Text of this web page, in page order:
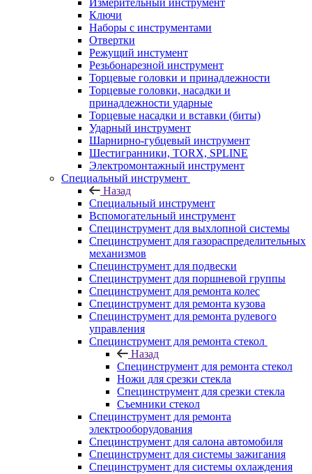
Измерительный инструмент
Ключи
Наборы с инструментами
Отвертки
Режущий инстумент
Резьбонарезной инструмент
Торцевые головки и принадлежности
Торцевые головки, насадки и
принадлежности ударные
Торцевые насадки и вставки (биты)
Ударный инструмент
Шарнирно-губцевый инструмент
Шестигранники, TORX, SPLINE
Электромонтажный инструмент
Специальный инструмент
Назад
Специальный инструмент
Вспомогательный инструмент
Специнструмент для выхлопной системы
Специнструмент для газораспределительных
механизмов
Специнструмент для подвески
Специнструмент для поршневой группы
Специнструмент для ремонта колес
Специнструмент для ремонта кузова
Специнструмент для ремонта рулевого
управления
Специнструмент для ремонта стекол
Назад
Специнструмент для ремонта стекол
Ножи для срезки стекла
Специнструмент для срезки стекла
Съемники стекол
Специнструмент для ремонта
электрооборудования
Специнструмент для салона автомобиля
Специнструмент для системы зажигания
Специнструмент для системы охлаждения